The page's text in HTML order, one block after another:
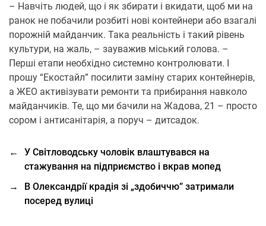
– Навчіть людей, що і як збирати і вкидати, щоб ми на
ранок не побачили розбиті нові контейнери або взагалі
порожній майданчик. Така реальність і такий рівень
культури, на жаль, – зауважив міський голова. –
Перші етапи необхідно системно контролювати. І
прошу “Екостайл” посилити заміну старих контейнерів,
а ЖЕО активізувати ремонти та прибирання навколо
майданчиків. Те, що ми бачили на Жадова, 21 – просто
сором і антисанітарія, а поруч – дитсадок.
←
У Світловодську чоловік влаштувався на
стажування на підприємство і вкрав мопед
→
В Олександрії крадія зі „здобиччю” затримали
посеред вулиці